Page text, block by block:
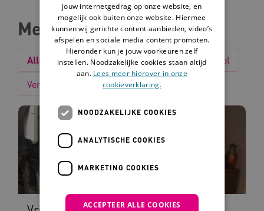
Meer over zorg en dwang
Alles Interventie Nieuws Tip
Tool
Verhaal
jouw internetgedrag op onze website, en
mogelijk ook buiten onze website. Hiermee
kunnen wij gerichte content aanbieden, video’s
afspelen en sociale media content promoten.
Hieronder kun je jouw voorkeuren zelf
instellen. Noodzakelijke cookies staan altijd
aan. Lees meer hierover in onze
cookieverklaring.
NOODZAKELIJKE COOKIES
ANALYTISCHE COOKIES
MARKETING COOKIES
ACCEPTEER ALLE COOKIES